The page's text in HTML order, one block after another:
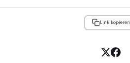
Link kopieren